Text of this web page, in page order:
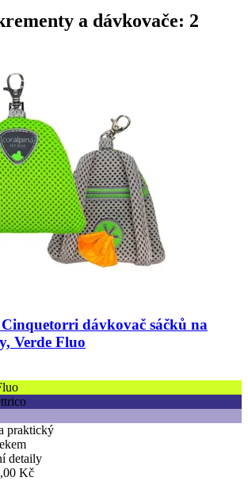
a dávkovače: 2
Cinquetorri dávkovač sáčků na
Verde Fluo
praktický
detaily
Kč